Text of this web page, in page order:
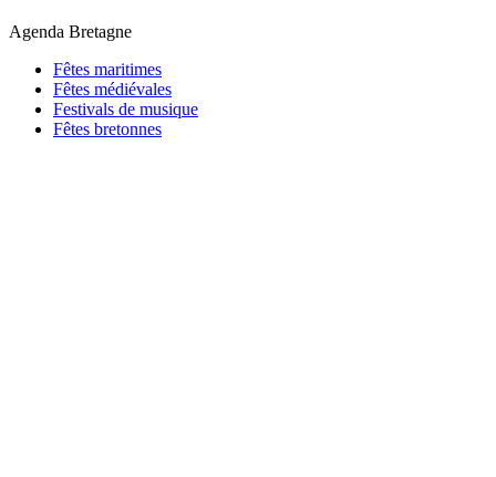
Agenda Bretagne
Fêtes maritimes
Fêtes médiévales
Festivals de musique
Fêtes bretonnes